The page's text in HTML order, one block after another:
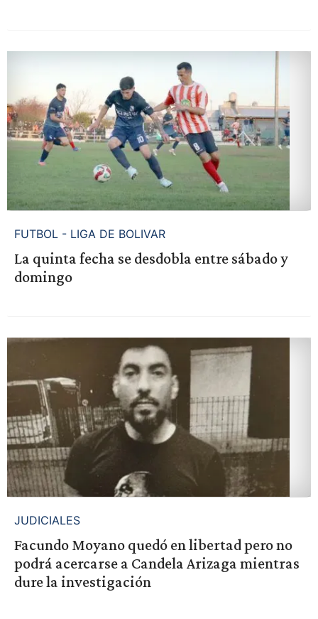
FUTBOL - LIGA DE BOLIVAR
La quinta fecha se desdobla entre sábado y
domingo
JUDICIALES
Facundo Moyano quedó en libertad pero no
podrá acercarse a Candela Arizaga mientras
dure la investigación